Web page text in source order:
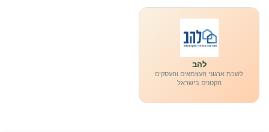
להב
לשכת ארגוני העצמאים והעסקים
הקטנים בישראל